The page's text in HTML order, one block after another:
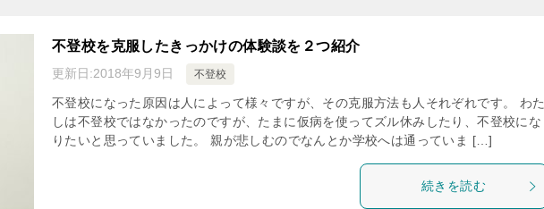
不登校を克服したきっかけの体験談を２つ紹介
更新日:2018年9月9日 不登校
不登校になった原因は人によって様々ですが、その克服方法も人それぞれです。 わた
しは不登校ではなかったのですが、たまに仮病を使ってズル休みしたり、不登校にな
りたいと思っていました。 親が悲しむのでなんとか学校へは通っていま […]
続きを読む